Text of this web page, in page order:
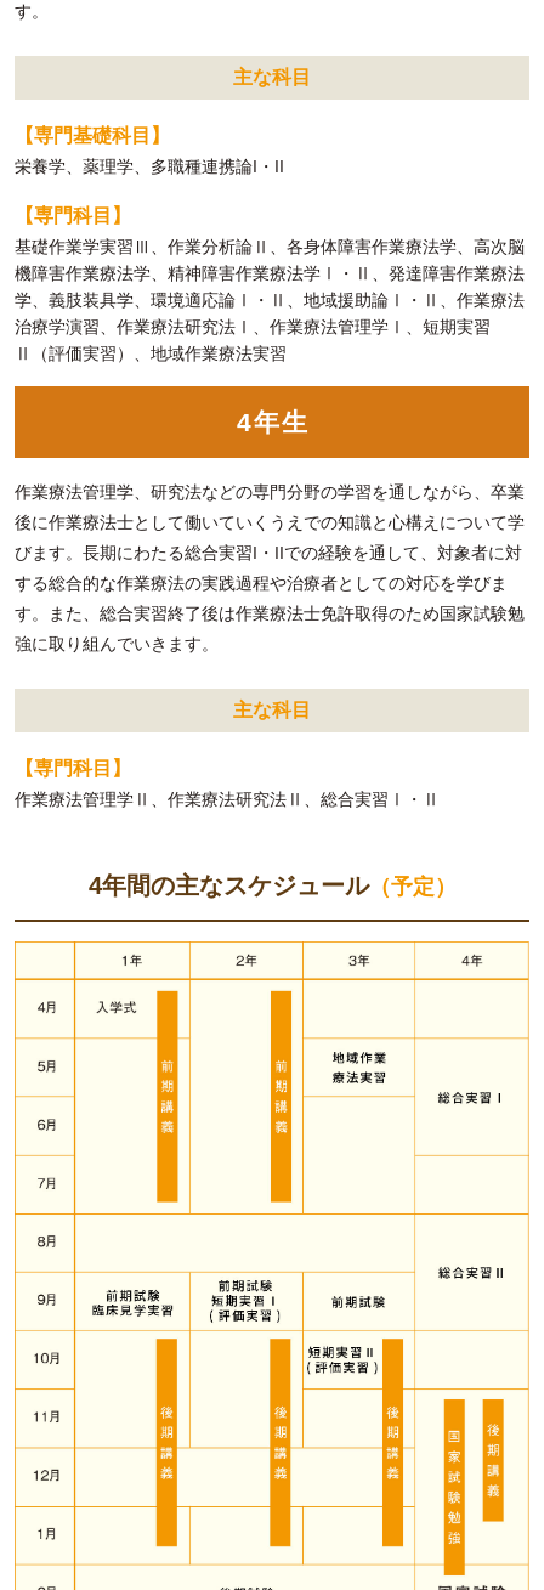
す。
主な科目
【専門基礎科目】
栄養学、薬理学、多職種連携論I・II
【専門科目】
基礎作業学実習Ⅲ、作業分析論Ⅱ、各身体障害作業療法学、高次脳
機障害作業療法学、精神障害作業療法学Ⅰ・Ⅱ、発達障害作業療法
学、義肢装具学、環境適応論Ⅰ・Ⅱ、地域援助論Ⅰ・Ⅱ、作業療法
治療学演習、作業療法研究法Ⅰ、作業療法管理学Ⅰ、短期実習
Ⅱ（評価実習）、地域作業療法実習
4年生
作業療法管理学、研究法などの専門分野の学習を通しながら、卒業
後に作業療法士として働いていくうえでの知識と心構えについて学
びます。長期にわたる総合実習I・IIでの経験を通して、対象者に対
する総合的な作業療法の実践過程や治療者としての対応を学びま
す。また、総合実習終了後は作業療法士免許取得のため国家試験勉
強に取り組んでいきます。
主な科目
【専門科目】
作業療法管理学Ⅱ、作業療法研究法Ⅱ、総合実習Ⅰ・Ⅱ
4年間の主なスケジュール（予定）